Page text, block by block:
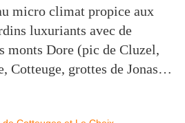
micro climat propice aux
luxuriants avec de
monts Dore (pic de Cluzel,
Cotteuge, grottes de Jonas…